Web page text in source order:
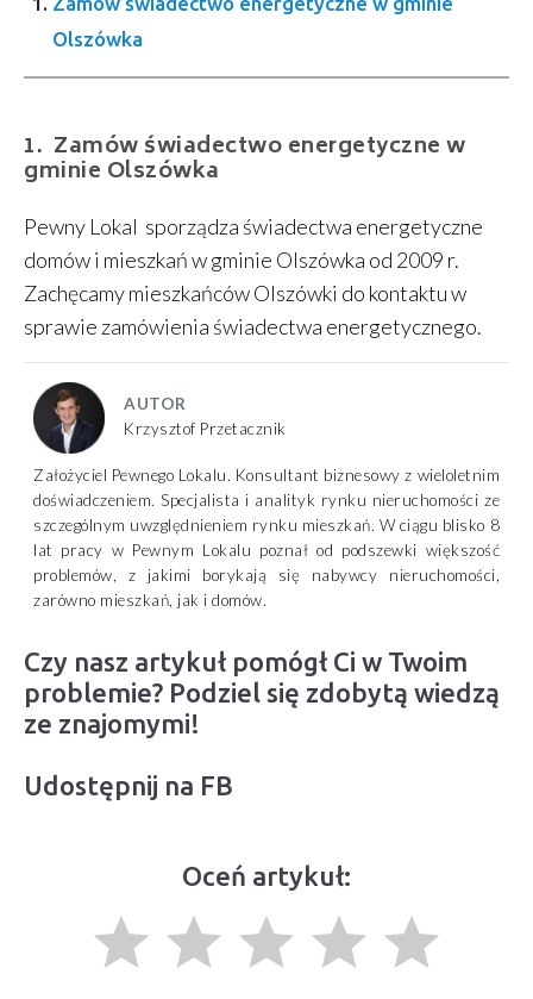
Olszówka
Zamów świadectwo energetyczne w
gminie Olszówka
Pewny Lokal sporządza świadectwa energetyczne
domów i mieszkań w gminie Olszówka od 2009 r.
Zachęcamy mieszkańców Olszówki do kontaktu w
sprawie zamówienia świadectwa energetycznego.
AUTOR
Krzysztof Przetacznik
Założyciel Pewnego Lokalu. Konsultant biznesowy z wieloletnim
doświadczeniem. Specjalista i analityk rynku nieruchomości ze
szczególnym uwzględnieniem rynku mieszkań. W ciągu blisko 8
lat pracy w Pewnym Lokalu poznał od podszewki większość
problemów, z jakimi borykają się nabywcy nieruchomości,
zarówno mieszkań, jak i domów.
Czy nasz artykuł pomógł Ci w Twoim
problemie? Podziel się zdobytą wiedzą
ze znajomymi!
Udostępnij na FB
Oceń artykuł:
grade grade grade grade grade